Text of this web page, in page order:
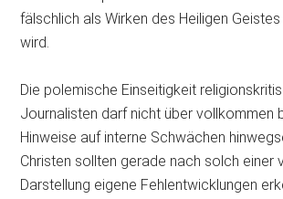
fälschlich als Wirken des Heiligen
wird.
Die polemische Einseitigkeit
Journalisten darf nicht über vollkommen
Hinweise auf interne Schwächen
Christen sollten gerade nach solch einer
Darstellung eigene Fehlentwicklungen